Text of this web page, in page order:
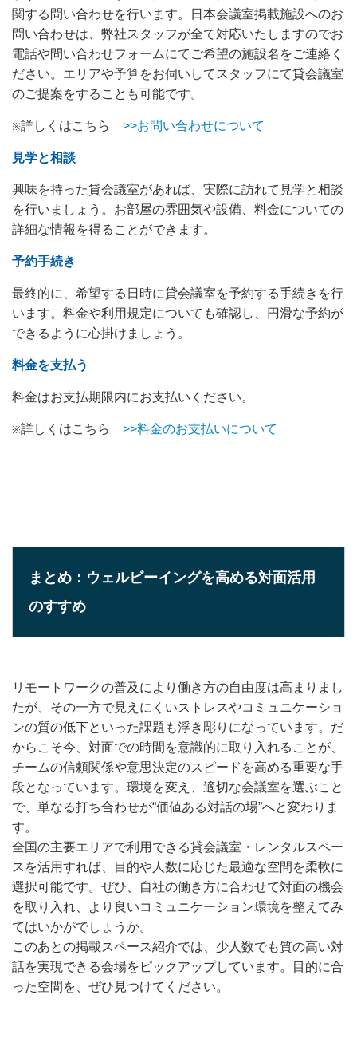
関する問い合わせを行います。日本会議室掲載施設へのお
問い合わせは、弊社スタッフが全て対応いたしますのでお
電話や問い合わせフォームにてご希望の施設名をご連絡く
ださい。エリアや予算をお伺いしてスタッフにて貸会議室
のご提案をすることも可能です。
※詳しくはこちら >>お問い合わせについて
見学と相談
興味を持った貸会議室があれば、実際に訪れて見学と相談
を行いましょう。お部屋の雰囲気や設備、料金についての
詳細な情報を得ることができます。
予約手続き
最終的に、希望する日時に貸会議室を予約する手続きを行
います。料金や利用規定についても確認し、円滑な予約が
できるように心掛けましょう。
料金を支払う
料金はお支払期限内にお支払いください。
※詳しくはこちら >>料金のお支払いについて
まとめ：ウェルビーイングを高める対面活用
のすすめ
リモートワークの普及により働き方の自由度は高まりまし
たが、その一方で見えにくいストレスやコミュニケーショ
ンの質の低下といった課題も浮き彫りになっています。だ
からこそ今、対面での時間を意識的に取り入れることが、
チームの信頼関係や意思決定のスピードを高める重要な手
段となっています。環境を変え、適切な会議室を選ぶこと
で、単なる打ち合わせが“価値ある対話の場”へと変わりま
す。
全国の主要エリアで利用できる貸会議室・レンタルスペー
スを活用すれば、目的や人数に応じた最適な空間を柔軟に
選択可能です。ぜひ、自社の働き方に合わせて対面の機会
を取り入れ、より良いコミュニケーション環境を整えてみ
てはいかがでしょうか。
このあとの掲載スペース紹介では、少人数でも質の高い対
話を実現できる会場をピックアップしています。目的に合
った空間を、ぜひ見つけてください。